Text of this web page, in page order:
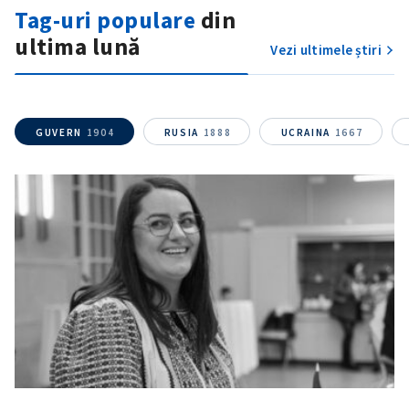
Tag-uri populare din
ultima lună
Vezi ultimele știri
GUVERN 1904 RUSIA 1888 UCRAINA 1667
Mesajul știrei
+ Mesajul știrei
CONTACT SURSĂ
Nume+ Numele meu
Email+ Emailul meu
+ Telefon personal
Am citit și sunt de
acord cu politica de
confidențialitate.
TRIMITE ȘTIREA